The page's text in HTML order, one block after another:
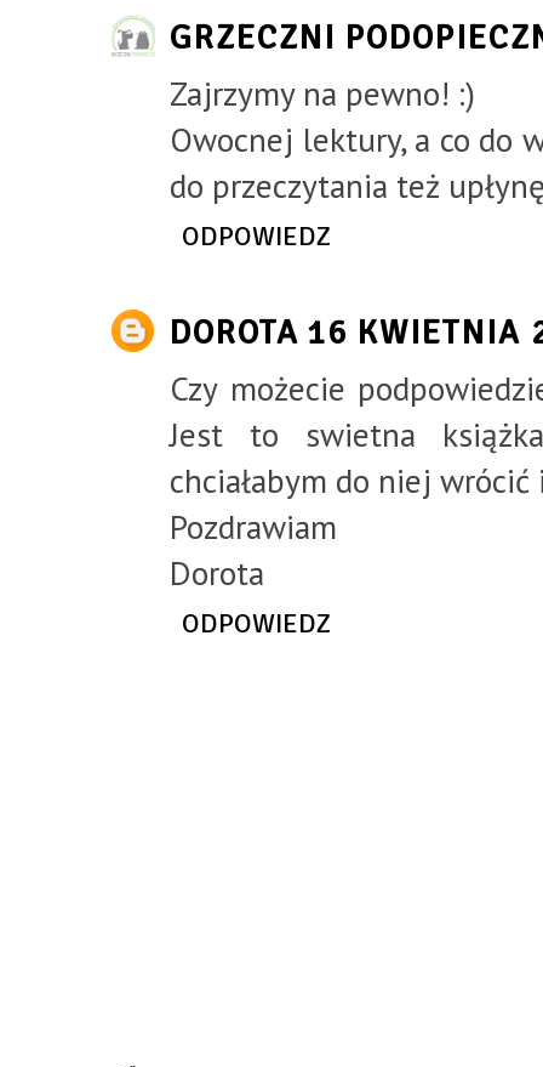
GRZECZNI
Zajrzymy na pewno! :)
Owocnej lektury, a co do
do przeczytania też
ODPOWIEDZ
DOROTA 16 KWIETNIA
Czy możecie
Jest to swietna
chciałabym do niej
Pozdrawiam
Dorota
ODPOWIEDZ